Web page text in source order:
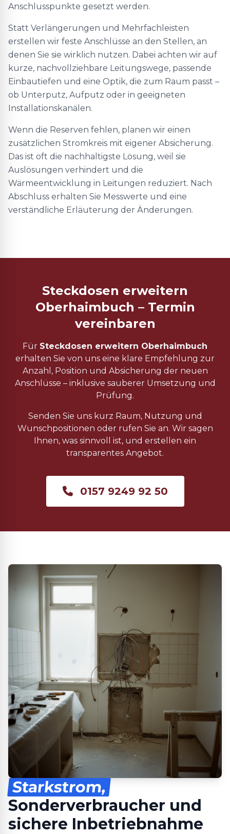
Anschlusspunkte gesetzt werden.
Statt Verlängerungen und Mehrfachleisten
erstellen wir feste Anschlüsse an den Stellen, an
denen Sie sie wirklich nutzen. Dabei achten wir auf
kurze, nachvollziehbare Leitungswege, passende
Einbautiefen und eine Optik, die zum Raum passt –
ob Unterputz, Aufputz oder in geeigneten
Installationskanälen.
Wenn die Reserven fehlen, planen wir einen
zusätzlichen Stromkreis mit eigener Absicherung.
Das ist oft die nachhaltigste Lösung, weil sie
Auslösungen verhindert und die
Wärmeentwicklung in Leitungen reduziert. Nach
Abschluss erhalten Sie Messwerte und eine
verständliche Erläuterung der Änderungen.
Steckdosen erweitern
Oberhaimbuch – Termin
vereinbaren
Für Steckdosen erweitern Oberhaimbuch
erhalten Sie von uns eine klare Empfehlung zur
Anzahl, Position und Absicherung der neuen
Anschlüsse – inklusive sauberer Umsetzung und
Prüfung.
Senden Sie uns kurz Raum, Nutzung und
Wunschpositionen oder rufen Sie an. Wir sagen
Ihnen, was sinnvoll ist, und erstellen ein
transparentes Angebot.
0157 9249 92 50
Starkstrom,
Sonderverbraucher und
sichere Inbetriebnahme